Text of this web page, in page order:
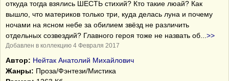
откуда тогда взялись ШЕСТЬ стихий? Кто такие люай? Как
вышло, что материков только три, куда делась луна и почему
ночами на ясном небе за обилием звёзд не различить
отдельных созвездий? Главного героя тоже не назвать об
>>
Добавлен в коллекцию 4 Февраля 2017
Автор: Нейтак Анатолий Михайлович
Жанры: Проза/Фэнтези/Мистика